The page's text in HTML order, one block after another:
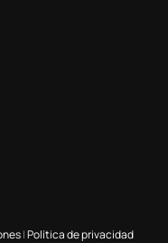
|Política de privacidad